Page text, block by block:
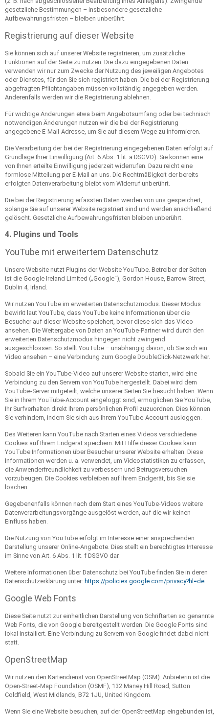
gesetzliche Bestimmungen – insbesondere gesetzliche
Aufbewahrungsfristen – bleiben unberührt.
Registrierung auf dieser Website
Sie können sich auf unserer Website registrieren, um zusätzliche
Funktionen auf der Seite zu nutzen. Die dazu eingegebenen Daten
verwenden wir nur zum Zwecke der Nutzung des jeweiligen Angebotes
oder Dienstes, für den Sie sich registriert haben. Die bei der Registrierung
abgefragten Pflichtangaben müssen vollständig angegeben werden.
Anderenfalls werden wir die Registrierung ablehnen.
Für wichtige Änderungen etwa beim Angebotsumfang oder bei technisch
notwendigen Änderungen nutzen wir die bei der Registrierung
angegebene E-Mail-Adresse, um Sie auf diesem Wege zu informieren.
Die Verarbeitung der bei der Registrierung eingegebenen Daten erfolgt auf
Grundlage Ihrer Einwilligung (Art. 6 Abs. 1 lit. a DSGVO). Sie können eine
von Ihnen erteilte Einwilligung jederzeit widerrufen. Dazu reicht eine
formlose Mitteilung per E-Mail an uns. Die Rechtmäßigkeit der bereits
erfolgten Datenverarbeitung bleibt vom Widerruf unberührt.
Die bei der Registrierung erfassten Daten werden von uns gespeichert,
solange Sie auf unserer Website registriert sind und werden anschließend
gelöscht. Gesetzliche Aufbewahrungsfristen bleiben unberührt.
4. Plugins und Tools
YouTube mit erweitertem Datenschutz
Unsere Website nutzt Plugins der Website YouTube. Betreiber der Seiten
ist die Google Ireland Limited („Google“), Gordon House, Barrow Street,
Dublin 4, Irland.
Wir nutzen YouTube im erweiterten Datenschutzmodus. Dieser Modus
bewirkt laut YouTube, dass YouTube keine Informationen über die
Besucher auf dieser Website speichert, bevor diese sich das Video
ansehen. Die Weitergabe von Daten an YouTube-Partner wird durch den
erweiterten Datenschutzmodus hingegen nicht zwingend
ausgeschlossen. So stellt YouTube – unabhängig davon, ob Sie sich ein
Video ansehen – eine Verbindung zum Google DoubleClick-Netzwerk her.
Sobald Sie ein YouTube-Video auf unserer Website starten, wird eine
Verbindung zu den Servern von YouTube hergestellt. Dabei wird dem
YouTube-Server mitgeteilt, welche unserer Seiten Sie besucht haben. Wenn
Sie in Ihrem YouTube-Account eingeloggt sind, ermöglichen Sie YouTube,
Ihr Surfverhalten direkt Ihrem persönlichen Profil zuzuordnen. Dies können
Sie verhindern, indem Sie sich aus Ihrem YouTube-Account ausloggen.
Des Weiteren kann YouTube nach Starten eines Videos verschiedene
Cookies auf Ihrem Endgerät speichern. Mit Hilfe dieser Cookies kann
YouTube Informationen über Besucher unserer Website erhalten. Diese
Informationen werden u. a. verwendet, um Videostatistiken zu erfassen,
die Anwenderfreundlichkeit zu verbessern und Betrugsversuchen
vorzubeugen. Die Cookies verbleiben auf Ihrem Endgerät, bis Sie sie
löschen.
Gegebenenfalls können nach dem Start eines YouTube-Videos weitere
Datenverarbeitungsvorgänge ausgelöst werden, auf die wir keinen
Einfluss haben.
Die Nutzung von YouTube erfolgt im Interesse einer ansprechenden
Darstellung unserer Online-Angebote. Dies stellt ein berechtigtes Interesse
im Sinne von Art. 6 Abs. 1 lit. f DSGVO dar.
Weitere Informationen über Datenschutz bei YouTube finden Sie in deren
Datenschutzerklärung unter: https://policies.google.com/privacy?hl=de.
Google Web Fonts
Diese Seite nutzt zur einheitlichen Darstellung von Schriftarten so genannte
Web Fonts, die von Google bereitgestellt werden. Die Google Fonts sind
lokal installiert. Eine Verbindung zu Servern von Google findet dabei nicht
statt.
OpenStreetMap
Wir nutzen den Kartendienst von OpenStreetMap (OSM). Anbieterin ist die
Open-Street-Map Foundation (OSMF), 132 Maney Hill Road, Sutton
Coldfield, West Midlands, B72 1JU, United Kingdom.
Wenn Sie eine Website besuchen, auf der OpenStreetMap eingebunden ist,